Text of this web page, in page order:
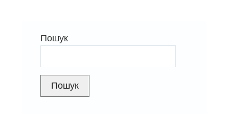
Пошук
Пошук